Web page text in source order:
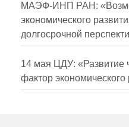
Научная жизнь
Издания
Проблемы
О журнале
МАЭФ-ИНП РАН:
экономического
долгосрочной
14 мая ЦДУ: «Развитие
фактор экономического